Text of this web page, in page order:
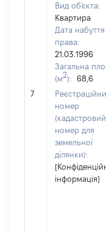
7
Вид об'єкта:
Квартира
Дата набуття
права:
21.03.1996
Загальна
(м2):
68,6
номер
(кадастровий
номер для
земельної
ділянки):
інформація]